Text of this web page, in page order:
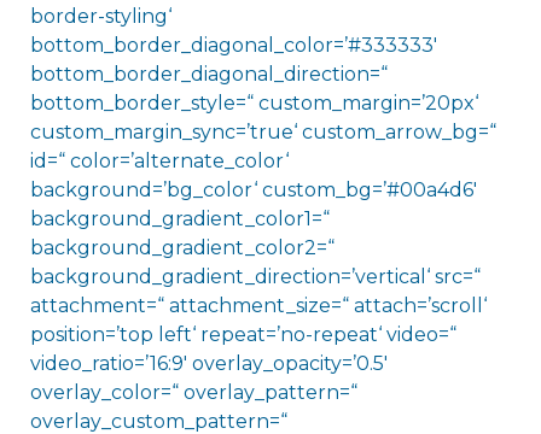
border-styling‘
bottom_border_diagonal_color=’#333333′
bottom_border_diagonal_direction=“
bottom_border_style=“ custom_margin=’20px‘
custom_margin_sync=’true‘ custom_arrow_bg=“
id=“ color=’alternate_color‘
background=’bg_color‘ custom_bg=’#00a4d6′
background_gradient_color1=“
background_gradient_color2=“
background_gradient_direction=’vertical‘ src=“
attachment=“ attachment_size=“ attach=’scroll‘
position=’top left‘ repeat=’no-repeat‘ video=“
video_ratio=’16:9′ overlay_opacity=’0.5′
overlay_color=“ overlay_pattern=“
overlay_custom_pattern=“